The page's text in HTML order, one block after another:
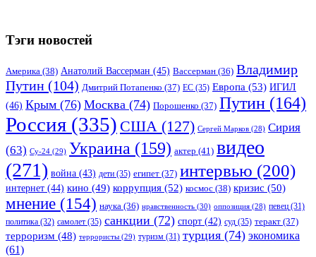
Тэги новостей
Америка (38) Анатолий Вассерман (45) Вассерман (36) Владимир
Путин (104) Дмитрий Потапенко (37) ЕС (35) Европа (53) ИГИЛ
(46) Крым (76) Москва (74) Порошенко (37) Путин (164)
Россия (335) США (127) Сергей Марков (28) Сирия
(63) Су-24 (29) Украина (159) актер (41) видео
(271) война (43) дети (35) египет (37) интервью (200)
интернет (44) кино (49) коррупция (52) космос (38) кризис (50)
мнение (154) наука (36) нравственность (30) оппозиция (28) певец (31)
политика (32) самолет (35) санкции (72) спорт (42) суд (35) теракт (37)
терроризм (48) террористы (29) туризм (31) турция (74) экономика
(61)